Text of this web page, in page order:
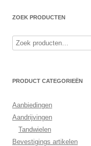
ZOEK PRODUCTEN
Zoeken
naar:
PRODUCT CATEGORIEËN
Aanbiedingen
Aandrijvingen
Tandwielen
Bevestigings artikelen